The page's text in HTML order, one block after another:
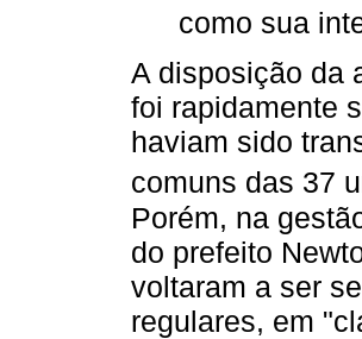
como sua
A disposição da
foi rapidamente
haviam sido
comuns das 37
Porém, na
do prefeito
voltaram a ser
regulares, em